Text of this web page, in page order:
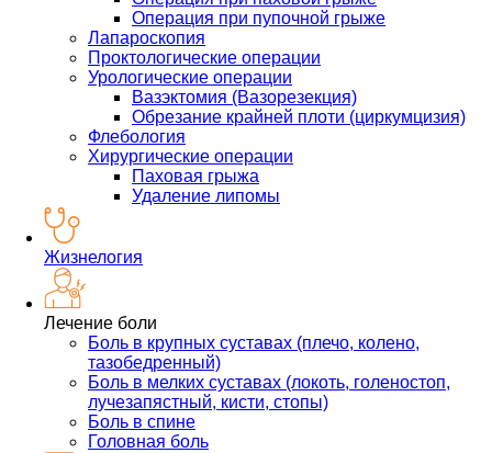
Операция при пупочной грыже
Лапароскопия
Проктологические операции
Урологические операции
Вазэктомия (Вазорезекция)
Обрезание крайней плоти (циркумцизия)
Флебология
Хирургические операции
Паховая грыжа
Удаление липомы
Жизнелогия
Лечение боли
Боль в крупных суставах (плечо, колено,
тазобедренный)
Боль в мелких суставах (локоть, голеностоп,
лучезапястный, кисти, стопы)
Боль в спине
Головная боль